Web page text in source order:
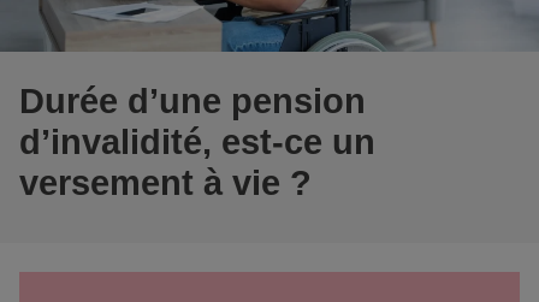
Durée d’une pension
d’invalidité, est-ce un
versement à vie ?